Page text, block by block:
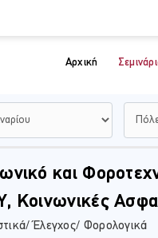
Αρχική
και
Κοινωνικές
Έλεγχος/ Φορολογικά